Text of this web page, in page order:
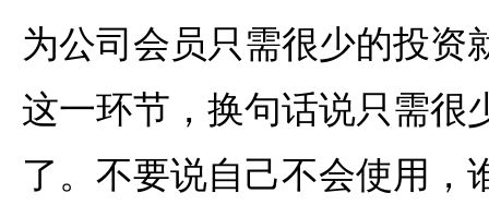
为公司会员只需很少的投资
这一环节，换句话说只需很
了。不要说自己不会使用，